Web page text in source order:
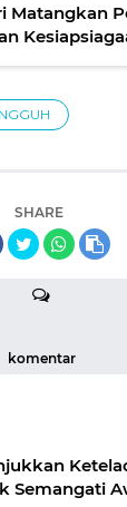
Matangkan
SHARE
komentar
Semangati